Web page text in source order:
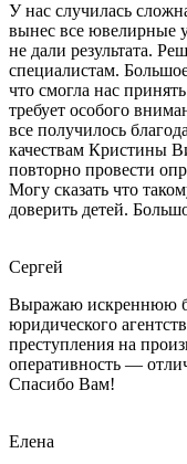
У нас случилась
вынес все ювелирные
не дали результата.
специалистам.
что смогла нас
требует особого
все получилось
качествам Кристины
повторно провести
Могу сказать что
доверить детей.
Сергей
Выражаю искреннюю
юридического
преступления на
оперативность —
Спасибо Вам!
Елена